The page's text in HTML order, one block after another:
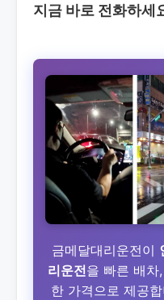
지금 바로 전화하세
금메달대리운전이
리운전을 빠른 배차
한 가격으로 제공